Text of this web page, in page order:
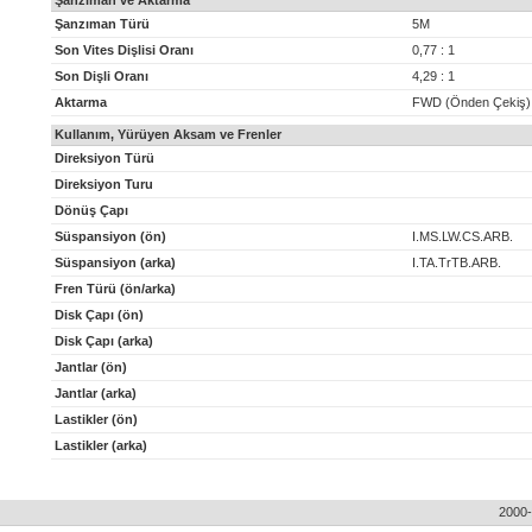
Şanzıman Türü
5M
Son Vites Dişlisi Oranı
0,77 : 1
Son Dişli Oranı
4,29 : 1
Aktarma
FWD (Önden Çekiş)
Kullanım, Yürüyen Aksam ve Frenler
Direksiyon Türü
Direksiyon Turu
Dönüş Çapı
Süspansiyon (ön)
I.MS.LW.CS.ARB.
Süspansiyon (arka)
I.TA.TrTB.ARB.
Fren Türü (ön/arka)
Disk Çapı (ön)
Disk Çapı (arka)
Jantlar (ön)
Jantlar (arka)
Lastikler (ön)
Lastikler (arka)